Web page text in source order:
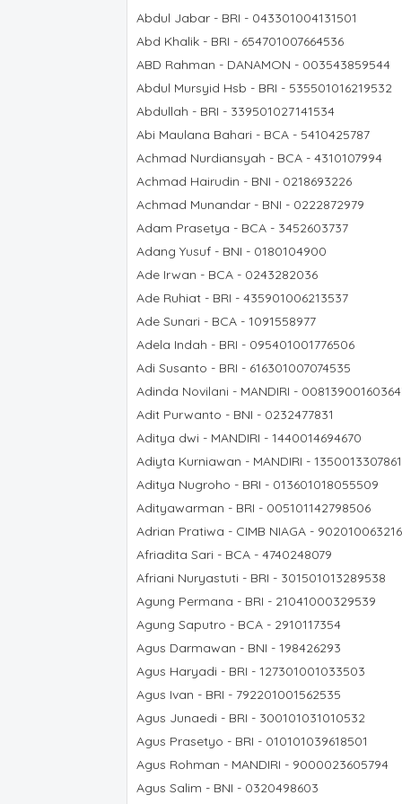
Abdul Jabar - BRI - 043301004131501
Abd Khalik - BRI - 654701007664536
ABD Rahman - DANAMON - 003543859544
Abdul Mursyid Hsb - BRI - 535501016219532
Abdullah - BRI - 339501027141534
Abi Maulana Bahari - BCA - 5410425787
Achmad Nurdiansyah - BCA - 4310107994
Achmad Hairudin - BNI - 0218693226
Achmad Munandar - BNI - 0222872979
Adam Prasetya - BCA - 3452603737
Adang Yusuf - BNI - 0180104900
Ade Irwan - BCA - 0243282036
Ade Ruhiat - BRI - 435901006213537
Ade Sunari - BCA - 1091558977
Adela Indah - BRI - 095401001776506
Adi Susanto - BRI - 616301007074535
Adinda Novilani - MANDIRI -
Adit Purwanto - BNI - 0232477831
Aditya dwi - MANDIRI - 1440014694670
Adiyta Kurniawan - MANDIRI - 1350013307861
Aditya Nugroho - BRI - 013601018055509
Adityawarman - BRI - 005101142798506
Adrian Pratiwa - CIMB NIAGA -
Afriadita Sari - BCA - 4740248079
Afriani Nuryastuti - BRI - 301501013289538
Agung Permana - BRI - 21041000329539
Agung Saputro - BCA - 2910117354
Agus Darmawan - BNI - 198426293
Agus Haryadi - BRI - 127301001033503
Agus Ivan - BRI - 792201001562535
Agus Junaedi - BRI - 300101031010532
Agus Prasetyo - BRI - 010101039618501
Agus Rohman - MANDIRI - 9000023605794
Agus Salim - BNI - 0320498603